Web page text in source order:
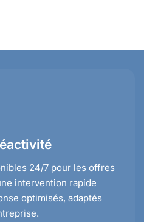
24/7 pour les offres
intervention rapide
optimisés, adaptés